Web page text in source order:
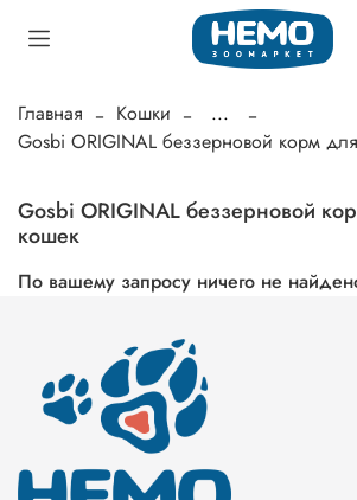
Главная Кошки
...
Gosbi ORIGINAL беззерновой корм
Gosbi ORIGINAL беззерновой
кошек
По вашему запросу ничего не